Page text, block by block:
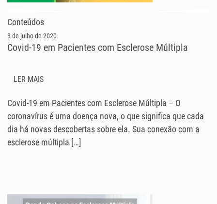
Conteúdos
3 de julho de 2020
Covid-19 em Pacientes com Esclerose Múltipla
LER MAIS
Covid-19 em Pacientes com Esclerose Múltipla – O
coronavírus é uma doença nova, o que significa que cada
dia há novas descobertas sobre ela. Sua conexão com a
esclerose múltipla […]